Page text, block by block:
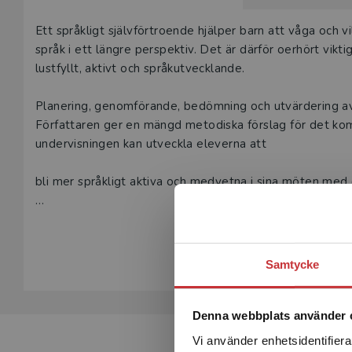
Samtycke
Denna webbplats använder
Vi använder
Beskrivning
Ett språkligt självförtroende hjälper barn att våga och
språk i ett längre perspektiv. Det är därför oerhört
lustfyllt, aktivt och språkutvecklande.
Planering, genomförande, bedömning och utvärdering
Författaren ger en mängd metodiska förslag för det
undervisningen kan utveckla eleverna att
bli mer språkligt aktiva och medvetna i sina möten
Upplagan har också tagit hänsyn till den reviderade
De första årens engelska vänder sig till såväl